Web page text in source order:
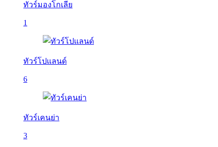
ทัวร์มองโกเลีย
1
ทัวร์โปแลนด์
6
ทัวร์เคนย่า
3